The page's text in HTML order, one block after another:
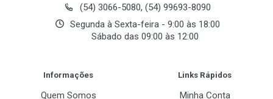
Bancos de Memoria
Frequencia de Memoria
(54) 3066-5080, (54) 99693-8090
Segunda à Sexta-feira - 9:00 às 18:00
Sábado das 09:00 às 12:00
Informações
Quem Somos
Links Rápidos
Minha Conta